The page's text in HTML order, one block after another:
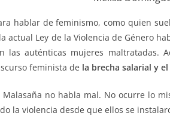
hablar de feminismo, como quien
actual Ley de la Violencia de Género
las auténticas mujeres
feminista de la brecha salarial y
Malasaña no habla mal. No ocurre lo
la violencia desde que ellos se